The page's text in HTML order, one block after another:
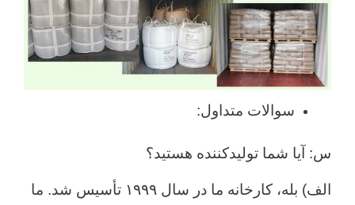
سوالات متداول:
س: آیا شما تولیدکننده هستید؟
الف) بله، کارخانه ما در سال ۱۹۹۹ تأسیس شد. ما